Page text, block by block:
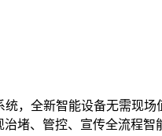
全新智能设备无需现场
堵、管控、宣传全流程